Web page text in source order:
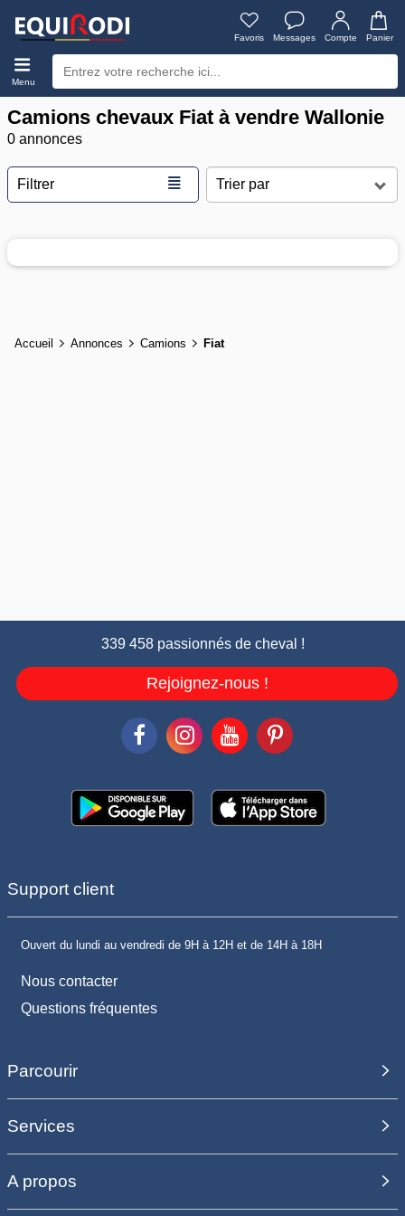
Favoris Messages Compte Panier
Menu
Camions chevaux Fiat à vendre Wallonie
0 annonces
Filtrer ≣
Accueil Annonces Camions Fiat
339 458 passionnés de cheval !
Rejoignez-nous !
Support client
Ouvert du lundi au vendredi de 9H à 12H et de 14H à 18H
Nous contacter
Questions fréquentes
Parcourir
Services
A propos